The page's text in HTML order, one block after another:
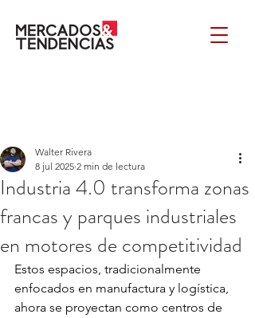
Industria 4.0 transforma zonas
francas y parques industriales
en motores de competitividad
Walter Rivera
8 jul 2025 2 min de lectura
Estos espacios, tradicionalmente
enfocados en manufactura y logística,
ahora se proyectan como centros de